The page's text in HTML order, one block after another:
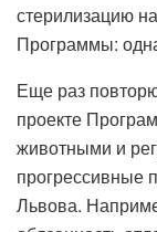
стерилизацию
Программы:
Еще раз
проекте
животными и
прогрессивные
Львова.